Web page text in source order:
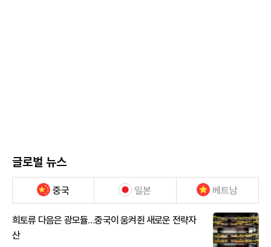
글로벌 뉴스
중국 일본 베트남
희토류 다음은 광모듈…중국이 움켜쥔 새로운 전략자
산